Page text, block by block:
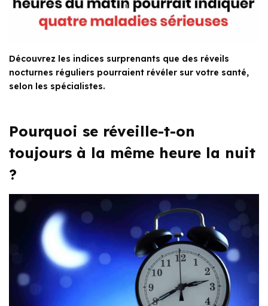
Découvrez les indices surprenants que des réveils
nocturnes réguliers pourraient révéler sur votre santé,
selon les spécialistes.
Pourquoi se réveille-t-on
toujours à la même heure la nuit
?